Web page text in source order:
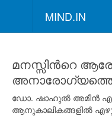
MIND.IN
മനസ്സിന്‍റെ
ഡോ. ഷാഹുല്‍ അമീന്‍ എന്ന
ആനുകാലികങ്ങളില്‍